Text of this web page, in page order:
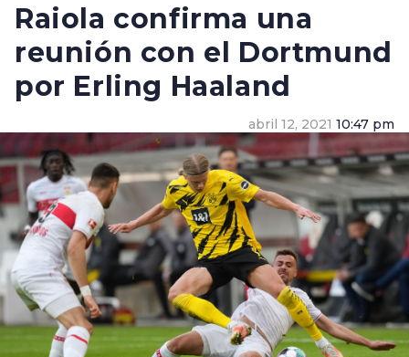
Raiola confirma una
reunión con el Dortmund
por Erling Haaland
abril 12, 2021 10:47 pm